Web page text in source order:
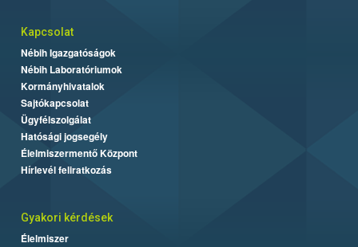
Kapcsolat
Nébih Igazgatóságok
Nébih Laboratóriumok
Kormányhivatalok
Sajtókapcsolat
Ügyfélszolgálat
Hatósági jogsegély
Élelmiszermentő Központ
Hírlevél feliratkozás
Gyakori kérdések
Élelmiszer